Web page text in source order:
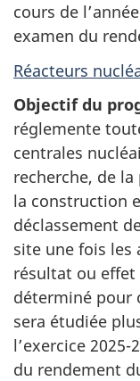
cours de
examen du
Réacteurs
Objectif du
réglemente
centrales
recherche, de
la construction
déclassement
site une fois les
résultat ou effet
déterminé pour
sera étudiée
l’exercice 2025-
du rendement